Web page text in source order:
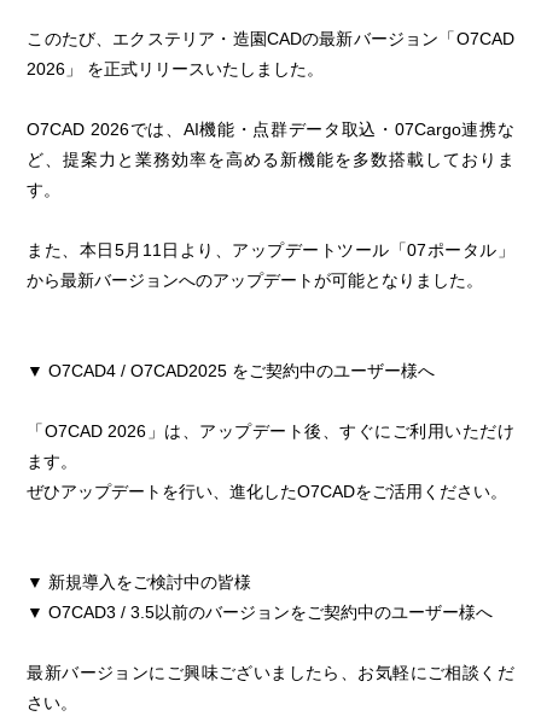
このたび、エクステリア・造園CADの最新バージョン「O7CAD
2026」 を正式リリースいたしました。
O7CAD 2026では、AI機能・点群データ取込・07Cargo連携な
ど、提案力と業務効率を高める新機能を多数搭載しておりま
す。
また、本日5月11日より、アップデートツール「07ポータル」
から最新バージョンへのアップデートが可能となりました。
▼ O7CAD4 / O7CAD2025 をご契約中のユーザー様へ
「O7CAD 2026」は、アップデート後、すぐにご利用いただけ
ます。
ぜひアップデートを行い、進化したO7CADをご活用ください。
▼ 新規導入をご検討中の皆様
▼ O7CAD3 / 3.5以前のバージョンをご契約中のユーザー様へ
最新バージョンにご興味ございましたら、お気軽にご相談くだ
さい。